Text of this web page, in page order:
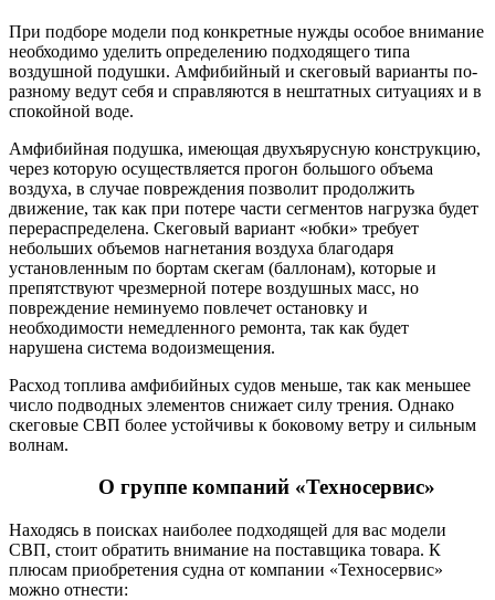
При подборе модели под конкретные нужды особое внимание
необходимо уделить определению подходящего типа
воздушной подушки. Амфибийный и скеговый варианты по-
разному ведут себя и справляются в нештатных ситуациях и в
спокойной воде.
Амфибийная подушка, имеющая двухъярусную конструкцию,
через которую осуществляется прогон большого объема
воздуха, в случае повреждения позволит продолжить
движение, так как при потере части сегментов нагрузка будет
перераспределена. Скеговый вариант «юбки» требует
небольших объемов нагнетания воздуха благодаря
установленным по бортам скегам (баллонам), которые и
препятствуют чрезмерной потере воздушных масс, но
повреждение неминуемо повлечет остановку и
необходимости немедленного ремонта, так как будет
нарушена система водоизмещения.
Расход топлива амфибийных судов меньше, так как меньшее
число подводных элементов снижает силу трения. Однако
скеговые СВП более устойчивы к боковому ветру и сильным
волнам.
О группе компаний «Техносервис»
Находясь в поисках наиболее подходящей для вас модели
СВП, стоит обратить внимание на поставщика товара. К
плюсам приобретения судна от компании «Техносервис»
можно отнести: